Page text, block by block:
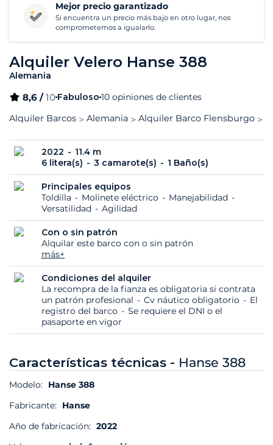
Alquiler Velero Hanse 388
Alemania
8,6 /10 Fabuloso 10 opiniones de clientes
Alquiler Barcos
Alemania Alquiler Barco Flensburgo
2022
11.4 m
6 litera(s)
3 camarote(s) 1 Baño(s)
Principales equipos
Toldilla
Molinete eléctrico
Manejabilidad
Versatilidad
Agilidad
Con o sin patrón
Alquilar este barco con o sin patrón
más+
Condiciones del alquiler
La recompra de la fianza es obligatoria si contrata
un patrón profesional
Cv náutico obligatorio
El
registro del barco
Se requiere el DNI o el
pasaporte en vigor
Características técnicas - Hanse 388
Modelo: Hanse 388
Fabricante: Hanse
Año de fabricación: 2022
Mejor precio garantizado
Si encuentra un precio más bajo en otro lugar, nos
comprometemos a igualarlo.